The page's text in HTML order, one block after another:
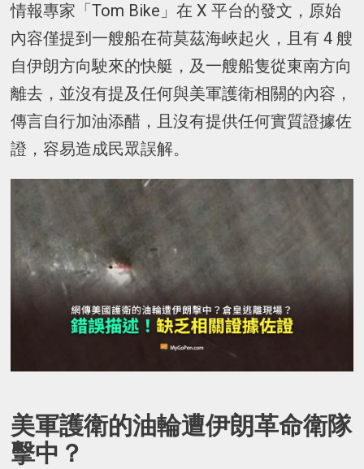
情報專家「Tom Bike」在 X 平台的發文，原始
內容僅提到一艘船在荷莫茲海峽起火，且有 4 艘
自伊朗方向駛來的快艇，及一艘船隻從東南方向
離去，並沒有提及任何與美軍護衛相關的內容，
傳言自行加油添醋，且沒有提供任何實質證據佐
證，容易造成民眾誤解。
美軍護衛的油輪遭伊朗革命衛隊
擊中？